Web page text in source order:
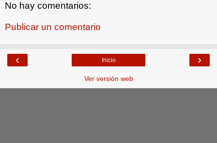
No hay comentarios:
Publicar un comentario
‹ ›
Inicio
Ver versión web